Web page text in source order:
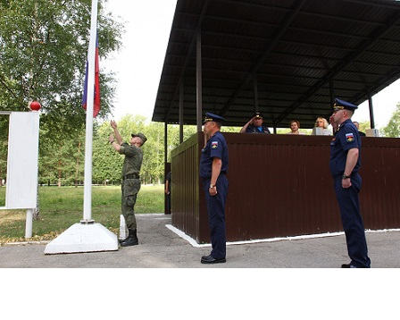
Перейти к основному содержанию